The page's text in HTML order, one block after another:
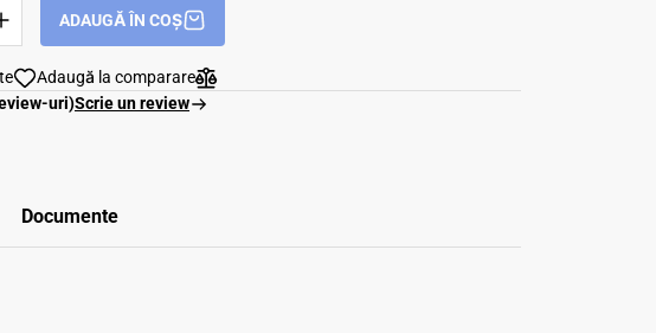
ADAUGĂ ÎN COȘ
Adaugă la comparare
uri)Scrie un review
Documente